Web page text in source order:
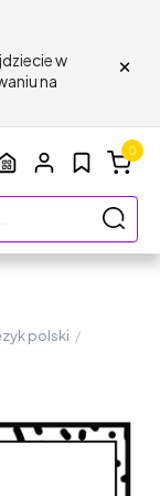
w
na
×
0
polski /